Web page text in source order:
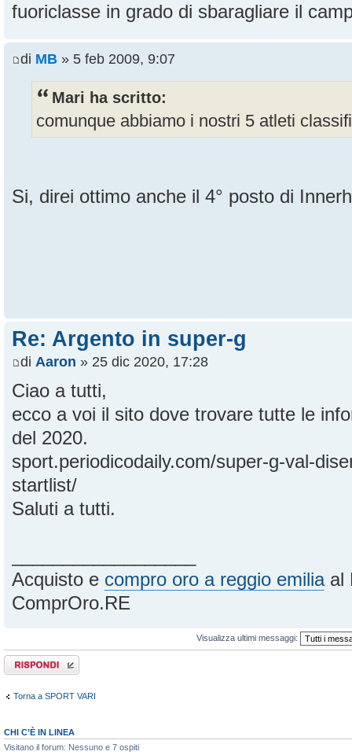
fuoriclasse in grado di sbaragliare il
di MB » 5 feb 2009, 9:07
Mari ha scritto:
comunque abbiamo i nostri 5 atleti
Si, direi ottimo anche il 4° posto di
Re: Argento in super-g
di Aaron » 25 dic 2020, 17:28
Ciao a tutti,
ecco a voi il sito dove trovare tutte le
del 2020.
sport.periodicodaily.com/super-g-val-
startlist/
Saluti a tutti.
Acquisto e compro oro a reggio emiliaal
ComprOro.RE
Visualizza ultimi messaggi:
Rispondi al
messaggio
Torna a SPORT VARI
CHI C’È IN LINEA
Visitano il forum: Nessuno e 7 ospiti